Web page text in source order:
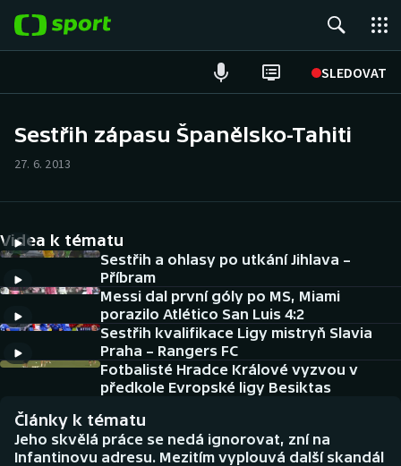
SLEDOVAT
Hokej
Tenis
Atletika
Cyklistika
DALŠÍ SPORTY
Americký fotbal
Baseball a softbal
Basketbal
NEPŘEHLÉDNĚTE
Soutěže
Historické návraty
Sestřih zápasu Španělsko-Tahiti
27. 6. 2013
Videa k tématu
Sestřih a ohlasy po utkání Jihlava –
Příbram
Messi dal první góly po MS, Miami
porazilo Atlético San Luis 4:2
Sestřih kvalifikace Ligy mistryň Slavia
Praha – Rangers FC
Fotbalisté Hradce Králové vyzvou v
předkole Evropské ligy Besiktas
Články k tématu
Jeho skvělá práce se nedá ignorovat, zní na
Infantinovu adresu. Mezitím vyplouvá další skandál